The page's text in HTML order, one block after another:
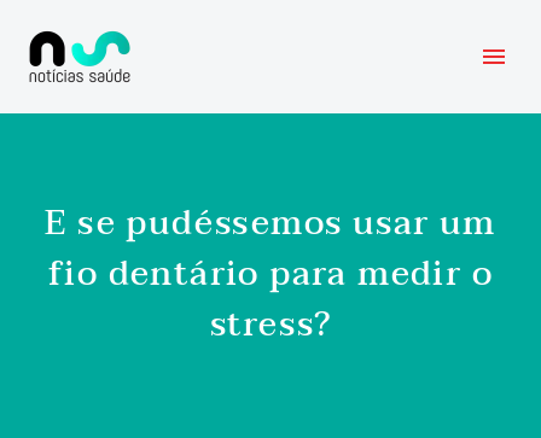
E se pudéssemos usar um
fio dentário para medir o
stress?